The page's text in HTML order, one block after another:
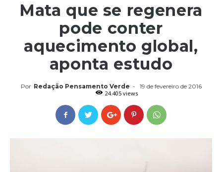
Mata que se regenera
pode conter
aquecimento global,
aponta estudo
Por Redação Pensamento Verde -
19 de fevereiro de 2016
24.405 views